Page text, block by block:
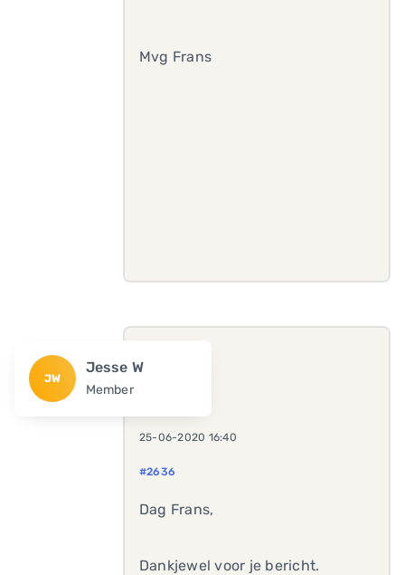
Mvg Frans
JW
Jesse W
Member
25-06-2020 16:40
#2636
Dag Frans,
Dankjewel voor je bericht.